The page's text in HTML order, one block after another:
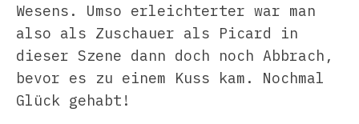
Wesens. Umso erleichterter war man
also als Zuschauer als Picard in
dieser Szene dann doch noch Abbrach,
bevor es zu einem Kuss kam. Nochmal
Glück gehabt!